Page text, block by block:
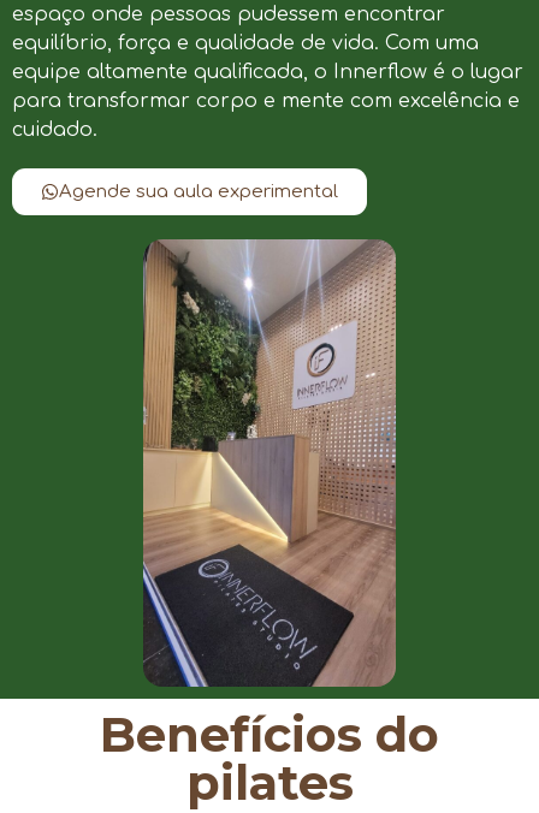
espaço onde pessoas pudessem encontrar
equilíbrio, força e qualidade de vida. Com uma
equipe altamente qualificada, o Innerflow é o lugar
para transformar corpo e mente com excelência e
cuidado.
Agende sua aula experimental
Benefícios do
pilates